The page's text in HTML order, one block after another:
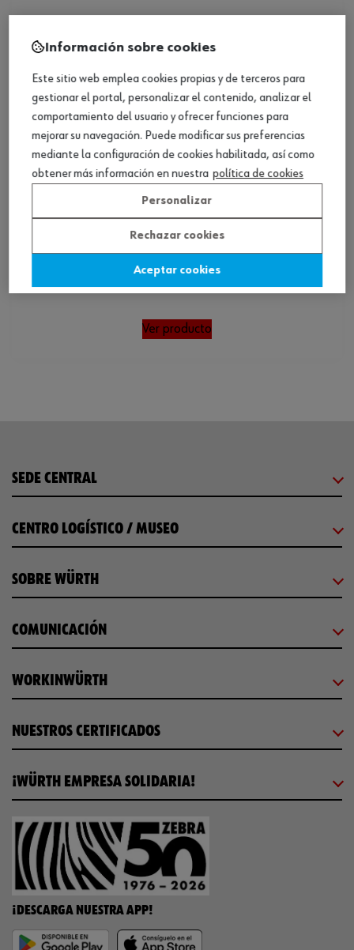
Cadena para motosierra
Ver producto
SEDE CENTRAL
CENTRO LOGÍSTICO / MUSEO
SOBRE WÜRTH
COMUNICACIÓN
WORKINWÜRTH
NUESTROS CERTIFICADOS
¡WÜRTH EMPRESA SOLIDARIA!
¡DESCARGA NUESTRA APP!
Información sobre cookies
Este sitio web emplea cookies propias y de terceros para
gestionar el portal, personalizar el contenido, analizar el
comportamiento del usuario y ofrecer funciones para
mejorar su navegación. Puede modificar sus preferencias
mediante la configuración de cookies habilitada, así como
obtener más información en nuestra política de cookies
Personalizar
Rechazar cookies
Aceptar cookies